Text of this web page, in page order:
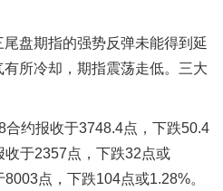
盘期指的强势反弹未能得到延
所冷却，期指震荡走低。三大
合约报收于3748.4点，下跌50.4
收于2357点，下跌32点或
点，下跌104点或1.28%。